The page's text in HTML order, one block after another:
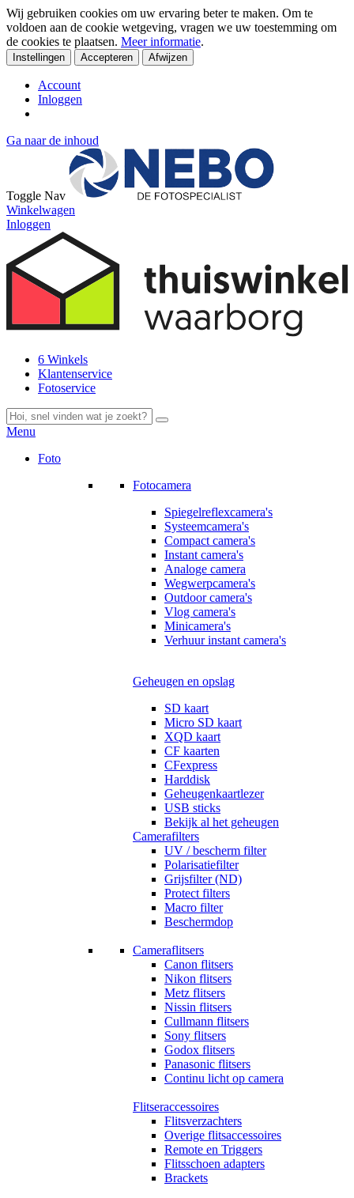
Wij gebruiken cookies om uw ervaring beter te maken. Om te
voldoen aan de cookie wetgeving, vragen we uw toestemming om
de cookies te plaatsen. Meer informatie.
Instellingen Accepteren Afwijzen
Account
Inloggen
Ga naar de inhoud
Toggle Nav
Winkelwagen
Inloggen
6 Winkels
Klantenservice
Fotoservice
Menu
Foto
Fotocamera
Spiegelreflexcamera's
Systeemcamera's
Compact camera's
Instant camera's
Analoge camera
Wegwerpcamera's
Outdoor camera's
Vlog camera's
Minicamera's
Verhuur instant camera's
Geheugen en opslag
SD kaart
Micro SD kaart
XQD kaart
CF kaarten
CFexpress
Harddisk
Geheugenkaartlezer
USB sticks
Bekijk al het geheugen
Camerafilters
UV / bescherm filter
Polarisatiefilter
Grijsfilter (ND)
Protect filters
Macro filter
Beschermdop
Cameraflitsers
Canon flitsers
Nikon flitsers
Metz flitsers
Nissin flitsers
Cullmann flitsers
Sony flitsers
Godox flitsers
Panasonic flitsers
Continu licht op camera
Flitseraccessoires
Flitsverzachters
Overige flitsaccessoires
Remote en Triggers
Flitsschoen adapters
Brackets